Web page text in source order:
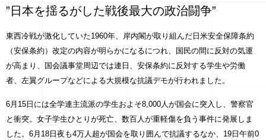
”日本を揺るがした戦後最大の政治闘争”
東西冷戦が激化していた1960年、岸内閣が取り組んだ日米安全保障条約
（安保条約）改定の内容が明らかになるにつれ、国民の間に反対の気運
が高まり、国会議事堂周辺では連日、安保条約に反対する学生や労働
者、左翼グループなどによる大規模な抗議デモが行われました。
6月15日には全学連主流派の学生およそ8,000人が国会に突入し、警察官
と衝突。女子学生ひとりが死亡、数百人が重軽傷を負う事件に発展しま
した。6月18日夜も4万人超が国会を取り囲んで抗議するなか、19日午前0